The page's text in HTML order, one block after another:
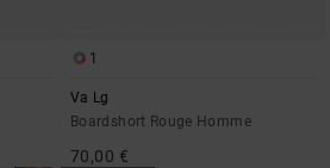
1
Va Lg
Boardshort Rouge Homme
70,00 €